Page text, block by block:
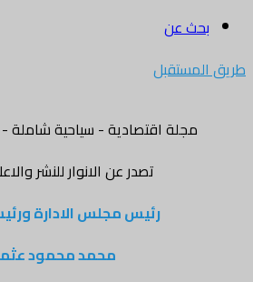
بحث عن
طريق المستقبل
مجلة اقتصادية - سياحية شاملة -
تصدر عن الانوار للنشر
رئيس مجلس الادارة
محمد محمود